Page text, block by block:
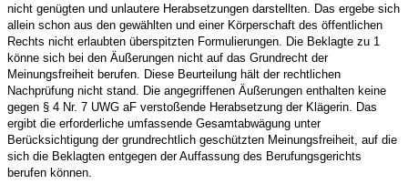
nicht genügten und unlautere Herabsetzungen darstellten. Das ergebe sich
allein schon aus den gewählten und einer Körperschaft des öffentlichen
Rechts nicht erlaubten überspitzten Formulierungen. Die Beklagte zu 1
könne sich bei den Äußerungen nicht auf das Grundrecht der
Meinungsfreiheit berufen. Diese Beurteilung hält der rechtlichen
Nachprüfung nicht stand. Die angegriffenen Äußerungen enthalten keine
gegen § 4 Nr. 7 UWG aF verstoßende Herabsetzung der Klägerin. Das
ergibt die erforderliche umfassende Gesamtabwägung unter
Berücksichtigung der grundrechtlich geschützten Meinungsfreiheit, auf die
sich die Beklagten entgegen der Auffassung des Berufungsgerichts
berufen können.